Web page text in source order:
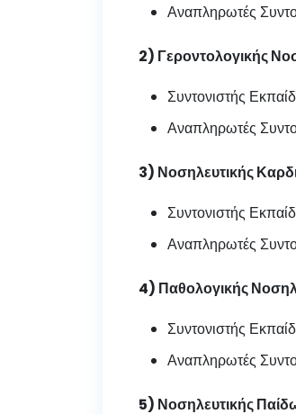
Αναπληρωτές
2) Γεροντολογικής
Συντονιστής
Αναπληρωτές
3) Νοσηλευτικής
Συντονιστής
Αναπληρωτές
4) Παθολογικής
Συντονιστής
Αναπληρωτές
5) Νοσηλευτικής